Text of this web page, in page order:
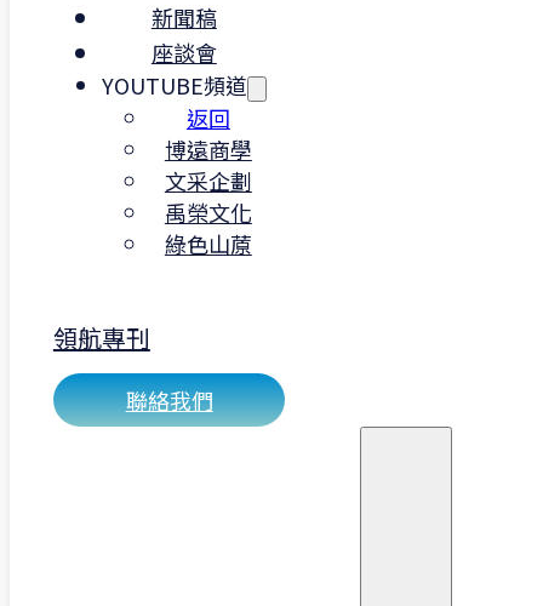
新聞稿
座談會
YOUTUBE頻道
返回
博遠商學
文采企劃
禹榮文化
綠色山蒝
領航專刊
聯絡我們
任務多元但有邏輯、步調明確且有依
據，我們會給你發揮空間，也會一起討
論怎麼做得更好。
如果你想在職場上實際練功、打底你的
專案管理力，這是一個值得投資時間的
加入數字領航